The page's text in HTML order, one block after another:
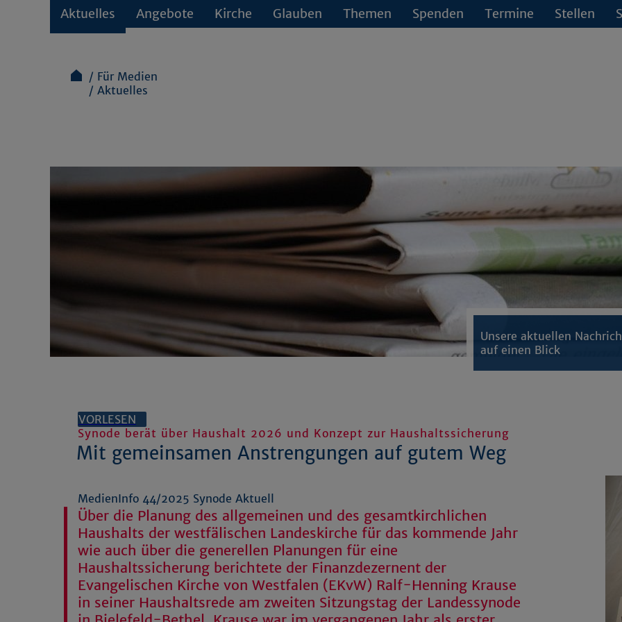
Aktuelles Angebote Kirche Glauben Themen Spenden Termine Stellen
Für Medien
Aktuelles
Unsere aktuellen
auf einen Blick
VORLESEN
Synode berät über Haushalt 2026 und Konzept zur Haushaltssicherung
Mit gemeinsamen Anstrengungen auf gutem Weg
MedienInfo 44/2025 Synode Aktuell
Über die Planung des allgemeinen und des gesamtkirchlichen
Haushalts der westfälischen Landeskirche für das kommende Jahr
wie auch über die generellen Planungen für eine
Haushaltssicherung berichtete der Finanzdezernent der
Evangelischen Kirche von Westfalen (EKvW) Ralf-Henning Krause
in seiner Haushaltsrede am zweiten Sitzungstag der Landessynode